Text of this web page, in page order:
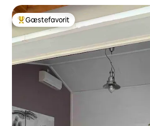
Bedste gæstefavorit
Gæstefavorit